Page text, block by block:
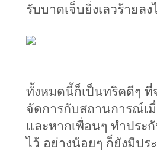
รับบาดเจ็บยิ่งเลวร้ายล
ทั้งหมดนี้ก็เป็นทริคดีๆ ที่
จัดการกับสถานการณ์เ
และหากเพื่อนๆ ทำประ
ไว้ อย่างน้อยๆ ก็ยังมีปร